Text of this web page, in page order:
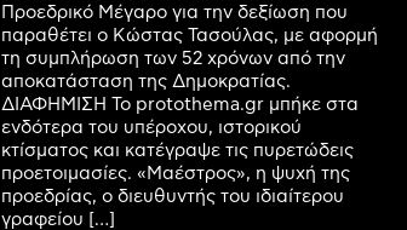
Προεδρικό Μέγαρο για την δεξίωση που
παραθέτει ο Κώστας Τασούλας, με αφορμή
τη συμπλήρωση των 52 χρόνων από την
αποκατάσταση της Δημοκρατίας.
ΔΙΑΦΗΜΙΣΗ Το protothema.gr μπήκε στα
ενδότερα του υπέροχου, ιστορικού
κτίσματος και κατέγραψε τις πυρετώδεις
προετοιμασίες. «Μαέστρος», η ψυχή της
προεδρίας, ο διευθυντής του ιδιαίτερου
γραφείου […]